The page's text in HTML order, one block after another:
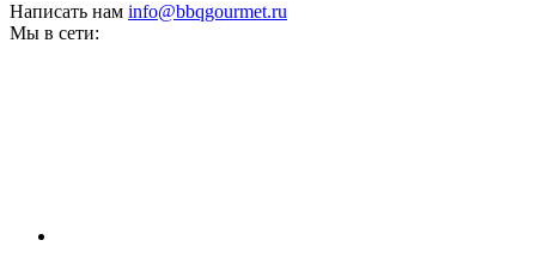
Написать нам info@bbqgourmet.ru
Мы в сети: